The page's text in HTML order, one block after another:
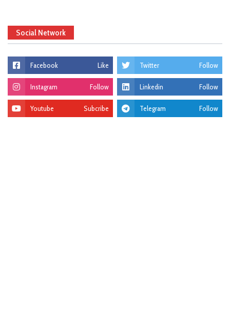
Social Network
Facebook Like Twitter Follow
Instagram Follow Linkedin Follow
Youtube Subcribe Telegram Follow